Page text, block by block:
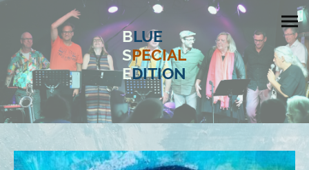
BLUE
SPECIAL
EDITION